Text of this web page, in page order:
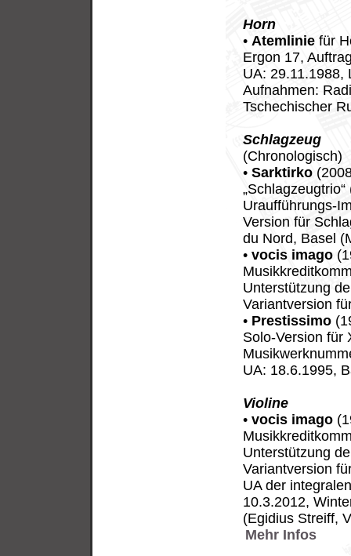
Horn
• Atemlinie für
Ergon 17,
UA: 29.11.1988,
Aufnahmen:
Tschechischer
Schlagzeug
(Chronologisch)
•Sarktirko
Uraufführungs-
Version für
du Nord, Basel
•vocis imago
Unterstützung
Variantversion
• Prestissimo
Solo-Version für
UA: 18.6.1995,
Violine
•vocis imago
Unterstützung
Variantversion
UA der
10.3.2012,
(Egidius Streiff,
Mehr Infos